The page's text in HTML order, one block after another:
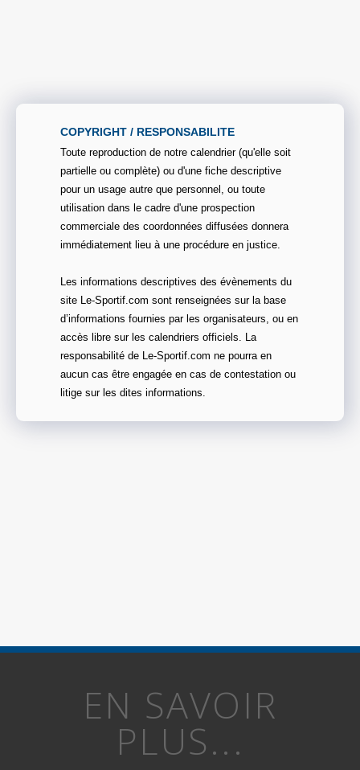
COPYRIGHT / RESPONSABILITE
Toute reproduction de notre calendrier (qu'elle soit
partielle ou complète) ou d'une fiche descriptive
pour un usage autre que personnel, ou toute
utilisation dans le cadre d'une prospection
commerciale des coordonnées diffusées donnera
immédiatement lieu à une procédure en justice.
Les informations descriptives des évènements du
site Le-Sportif.com sont renseignées sur la base
d’informations fournies par les organisateurs, ou en
accès libre sur les calendriers officiels. La
responsabilité de Le-Sportif.com ne pourra en
aucun cas être engagée en cas de contestation ou
litige sur les dites informations.
EN SAVOIR
PLUS...